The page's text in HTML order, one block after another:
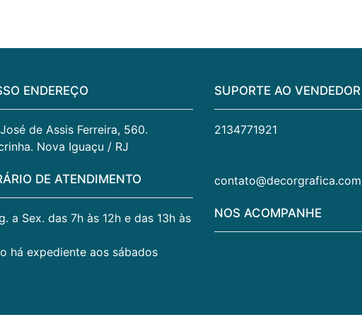
ENDEREÇO
de Assis Ferreira, 560.
Nova Iguaçu / RJ
DE ATENDIMENTO
a Sex. das 7h às 12h e das 13h às
há expediente aos sábados
SUPORTE AO VENDEDOR
2134771921
NOS ACOMPANHE